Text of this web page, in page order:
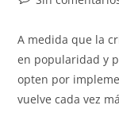
A medida que la
en popularidad y
opten por
vuelve cada vez